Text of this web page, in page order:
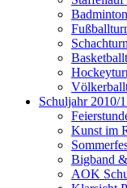
Schuljahr 2010/
Kunst im
Bigband
AOK